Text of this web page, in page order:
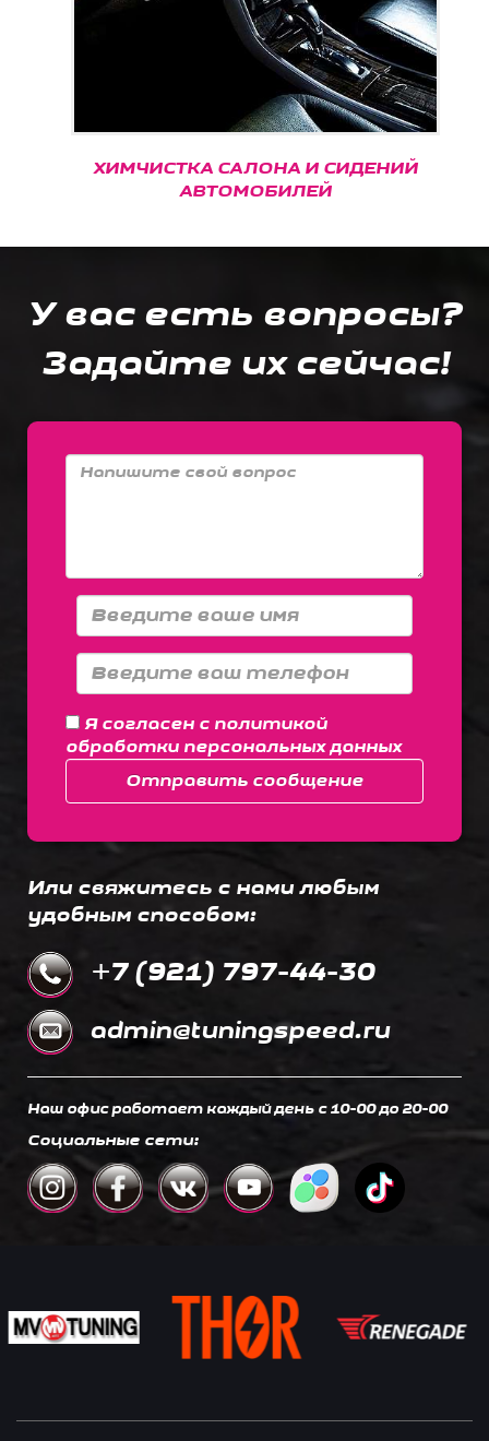
ХИМЧИСТКА САЛОНА И СИДЕНИЙ
АВТОМОБИЛЕЙ
У вас есть вопросы?
Задайте их сейчас!
Я согласен с политикой
обработки персональных данных
Отправить сообщение
Или свяжитесь с нами любым
удобным способом:
+7 (921) 797-44-30
admin@tuningspeed.ru
Наш офис работает каждый день c 10-00 до 20-00
Социальные сети: